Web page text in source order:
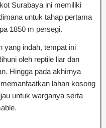
Surabaya ini memiliki
untuk tahap pertama
1850 m persegi.
yang indah, tempat ini
oleh reptile liar dan
Hingga pada akhirnya
lahan kosong
untuk warganya serta